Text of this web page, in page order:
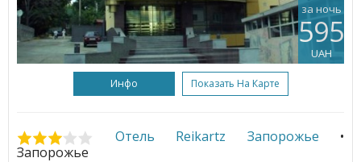
за ночь
595
UAH
Инфо Показать На Карте
Отель Reikartz Запорожье
•
Запорожье